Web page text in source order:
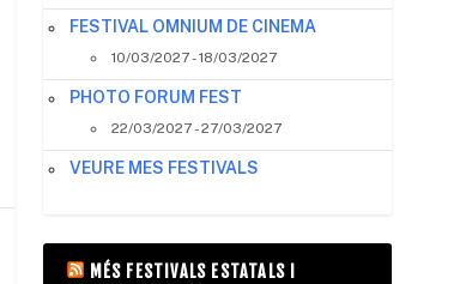
FESTIVAL OMNIUM DE CINEMA
10/03/2027 - 18/03/2027
PHOTO FORUM FEST
22/03/2027 - 27/03/2027
VEURE MES FESTIVALS
MÉS FESTIVALS ESTATALS I